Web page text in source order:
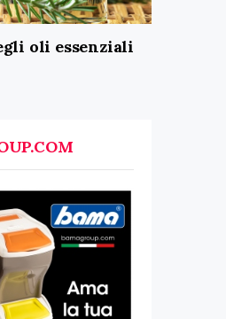
oli essenziali